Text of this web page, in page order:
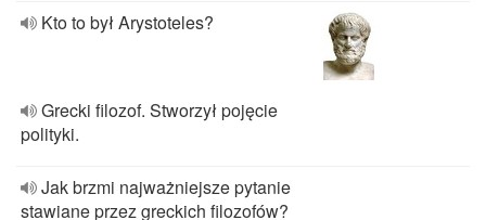
Kto to był Arystoteles?
Grecki filozof. Stworzył pojęcie
polityki.
Jak brzmi najważniejsze pytanie
stawiane przez greckich filozofów?